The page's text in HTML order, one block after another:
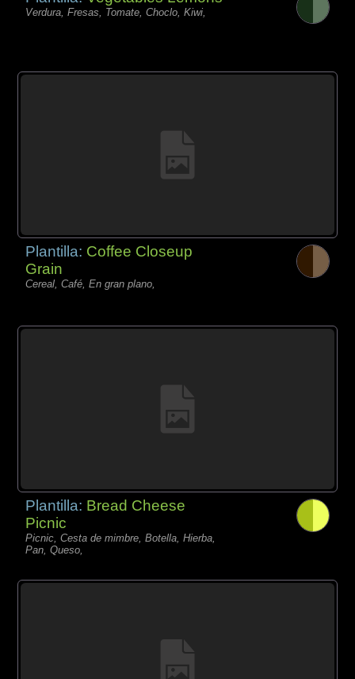
Verdura, Fresas, Tomate, Choclo, Kiwi,
Plantilla: Coffee Closeup
Grain
Cereal, Café, En gran plano,
Plantilla: Bread Cheese
Picnic
Picnic, Cesta de mimbre, Botella, Hierba,
Pan, Queso,